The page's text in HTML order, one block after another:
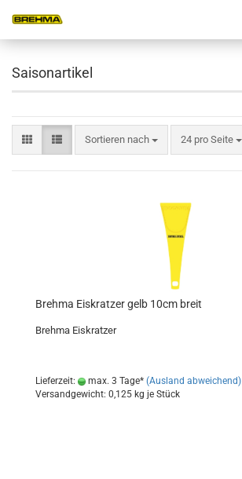
Saisonartikel
Sortieren nach 24 pro Seite
Brehma Eiskratzer gelb 10cm breit
Brehma Eiskratzer
Lieferzeit: max. 3 Tage* (Ausland abweichend)
Versandgewicht: 0,125 kg je Stück